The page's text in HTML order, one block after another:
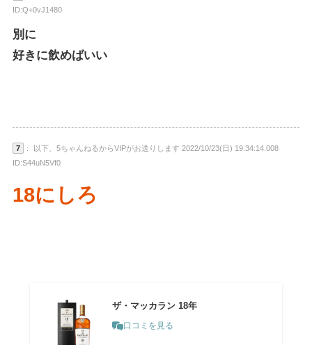
ID:Q+0vJ1480
別に
好きに飲めばいい
7
： 以下、5ちゃんねるからVIPがお送りします 2022/10/23(日) 19:34:14.008
ID:S44uN5Vf0
18にしろ
ザ・マッカラン 18年
口コミを見る